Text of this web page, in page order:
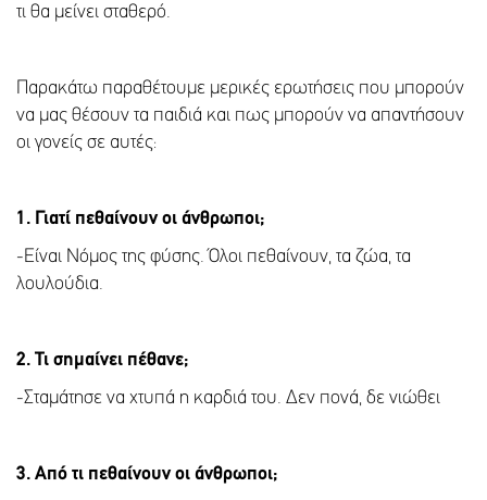
τι θα μείνει σταθερό.
Παρακάτω παραθέτουμε μερικές ερωτήσεις που μπορούν
να μας θέσουν τα παιδιά και πως μπορούν να απαντήσουν
οι γονείς σε αυτές:
1. Γιατί πεθαίνουν οι άνθρωποι;
-Είναι Νόμος της φύσης. Όλοι πεθαίνουν, τα ζώα, τα
λουλούδια.
2. Τι σημαίνει πέθανε;
-Σταμάτησε να χτυπά η καρδιά του. Δεν πονά, δε νιώθει
3. Από τι πεθαίνουν οι άνθρωποι;